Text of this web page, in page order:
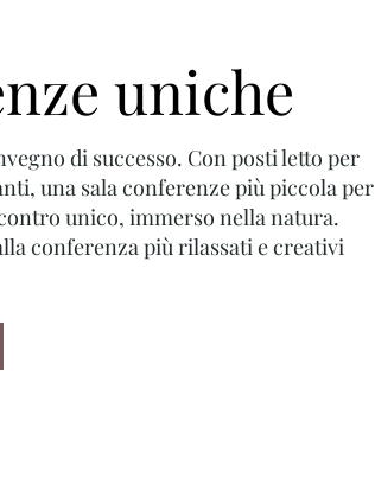
uniche
di successo. Con posti letto per
una sala conferenze più piccola per
unico, immerso nella natura.
conferenza più rilassati e creativi